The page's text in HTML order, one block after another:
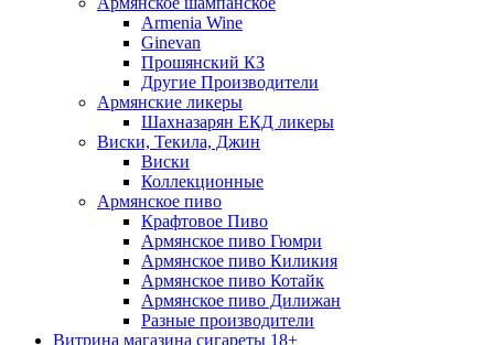
Armenia Wine
Ginevan
Прошянский КЗ
Другие Производители
Армянские ликеры
Шахназарян ЕКД ликеры
Виски, Текила, Джин
Виски
Коллекционные
Армянское пиво
Крафтовое Пиво
Армянское пиво Гюмри
Армянское пиво Киликия
Армянское пиво Котайк
Армянское пиво Дилижан
Разные производители
Витрина магазина сигареты 18+